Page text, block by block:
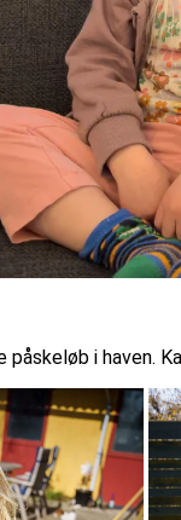
påskeløb i haven.